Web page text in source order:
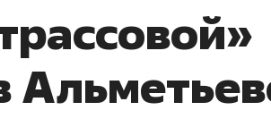
о трехкратном росте цен, дотошных
клиентах и чудных запросах мастеров